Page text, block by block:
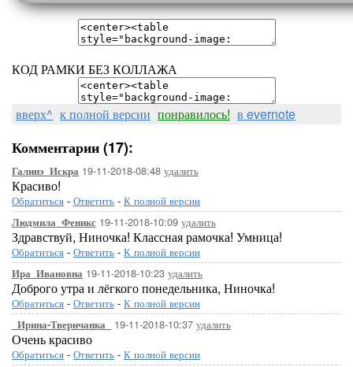
КОД РАМКИ БЕЗ КОЛЛАЖА
вверх^ к полной версии понравилось! в evernote
Комментарии (17):
Галинэ_Искра 19-11-2018-08:48 удалить
Красиво!
Обратиться - Ответить - К полной версии
Людмила_Феникс 19-11-2018-10:09 удалить
Здравствуй, Ниночка! Классная рамочка! Умница!
Обратиться - Ответить - К полной версии
Ира_Ивановна 19-11-2018-10:23 удалить
Доброго утра и лёгкого понедельника, Ниночка!
Обратиться - Ответить - К полной версии
_Ирина-Тверичанка_ 19-11-2018-10:37 удалить
Очень красиво
Обратиться - Ответить - К полной версии